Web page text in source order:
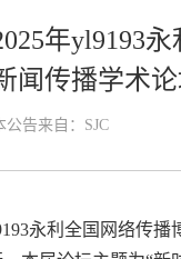
年yl9193
闻传播学术
公告来自：SJC
永利全国网络传